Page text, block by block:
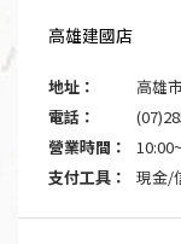
高雄建國店
地址：
高雄
電話：
營業時間：
支付工具：
現金/